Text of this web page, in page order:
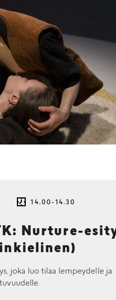
14.00-14.30
Nurture-
joka luo tilaa lempeydelle ja